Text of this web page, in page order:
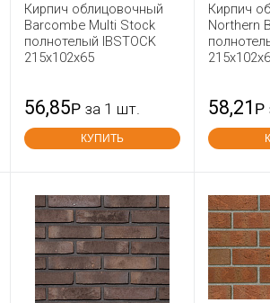
Кирпич облицовочный
Barcombe Multi Stock
полнотелый IBSTOCK
215x102x65
56,85Р за 1 шт.
КУПИТЬ
Кирпич
Northern
58,21 Р